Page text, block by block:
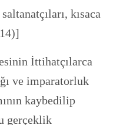
kısaca
İttihatçılarca
ve imparatorluk
kaybedilip
gerçeklik